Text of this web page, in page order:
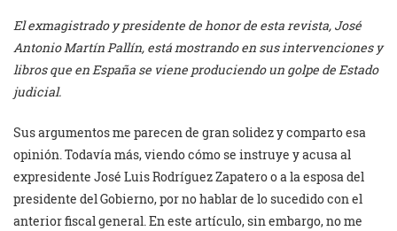
El exmagistrado y presidente de honor de esta revista, José
Antonio Martín Pallín, está mostrando en sus intervenciones y
libros que en España se viene produciendo un golpe de Estado
judicial.
Sus argumentos me parecen de gran solidez y comparto esa
opinión. Todavía más, viendo cómo se instruye y acusa al
expresidente José Luis Rodríguez Zapatero o a la esposa del
presidente del Gobierno, por no hablar de lo sucedido con el
anterior fiscal general. En este artículo, sin embargo, no me